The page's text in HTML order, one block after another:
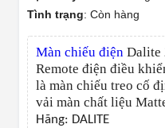
Tình trạng: Còn hàng
Màn chiếu điện Dalite
Remote điện điều
là màn chiếu treo cố
vải màn chất liệu
Hãng: DALITE